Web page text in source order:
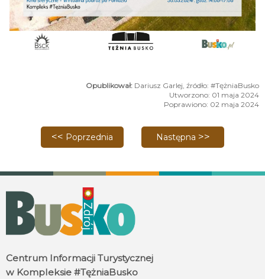
Dariusz Garlej, źródło: #TężniaBusko
Utworzono: 01 maja 2024
Poprawiono: 02 maja 2024
Poprzednia strona: Spotkanie z dr. Romanem Dudą
Poprzednia Następna strona: Ułóż z
Następna
Centrum Informacji Turystycznej
w Kompleksie #TężniaBusko